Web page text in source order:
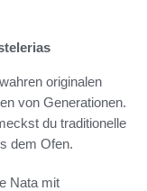
originalen
von Generationen.
du traditionelle
dem Ofen.
Nata mit